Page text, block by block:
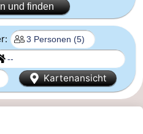
und finden
Kartenansicht